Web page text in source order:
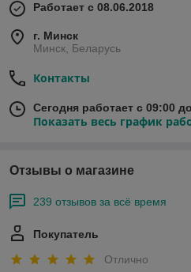
Работает с 08.06.2018
г. Минск
Минск, Беларусь
Контакты
Сегодня работает с 09:00
Показать весь график
Отзывы о магазине
239 отзывов за всё время
Покупатель
Отлично